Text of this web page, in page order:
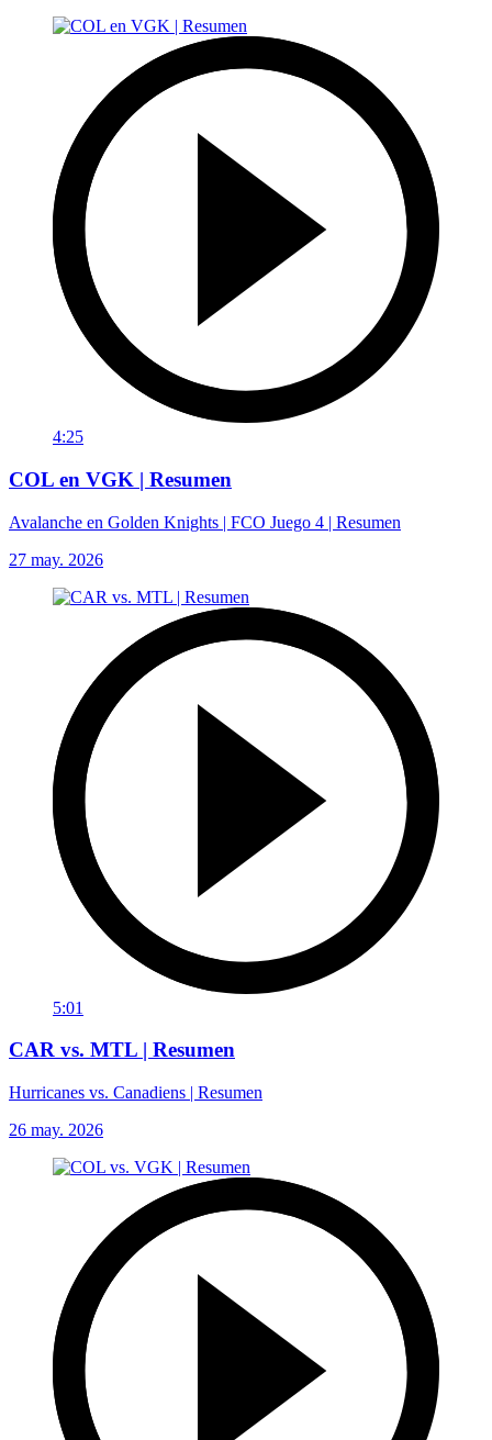
4:25
COL en VGK | Resumen
Avalanche en Golden Knights | FCO Juego 4 | Resumen
27 may. 2026
5:01
CAR vs. MTL | Resumen
Hurricanes vs. Canadiens | Resumen
26 may. 2026